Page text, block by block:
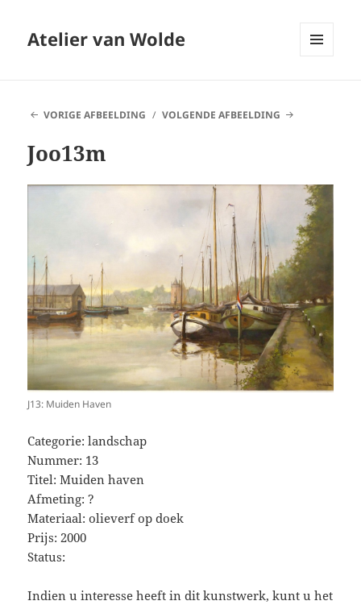
Atelier van Wolde
VORIGE AFBEELDING
VOLGENDE AFBEELDING
Joo13m
J13: Muiden Haven
Categorie: landschap
Nummer: 13
Titel: Muiden haven
Afmeting: ?
Materiaal: olieverf op doek
Prijs: 2000
Status:
Indien u interesse heeft in dit kunstwerk, kunt u het